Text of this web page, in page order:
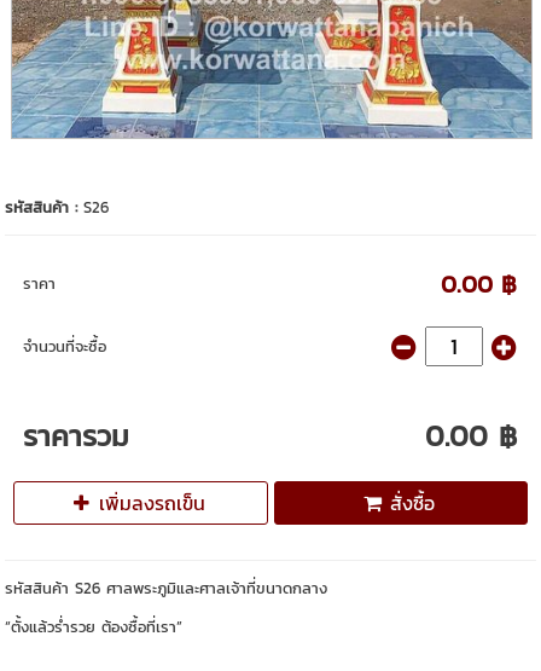
รหัสสินค้า :S26
ราคา 0.00 ฿
จำนวนที่จะซื้อ
ราคารวม 0.00 ฿
เพิ่มลงรถเข็น สั่งซื้อ
รหัสสินค้า S26 ศาลพระภูมิและศาลเจ้าที่ขนาดกลาง
“ตั้งแล้วร่ำรวย ต้องซื้อที่เรา”